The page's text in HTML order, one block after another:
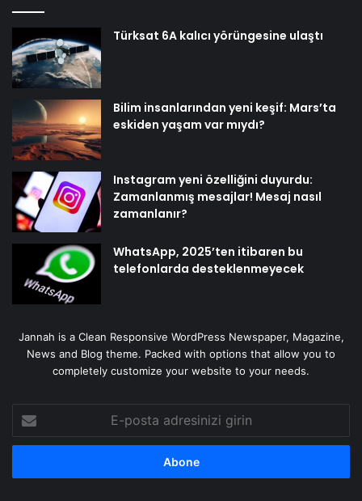
Türksat 6A kalıcı yörüngesine ulaştı
Bilim insanlarından yeni keşif: Mars’ta
eskiden yaşam var mıydı?
Instagram yeni özelliğini duyurdu:
Zamanlanmış mesajlar! Mesaj nasıl
zamanlanır?
WhatsApp, 2025’ten itibaren bu
telefonlarda desteklenmeyecek
Jannah is a Clean Responsive WordPress Newspaper, Magazine,
News and Blog theme. Packed with options that allow you to
completely customize your website to your needs.
posta
adresinizi